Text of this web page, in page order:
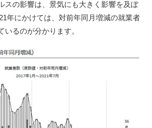
スの影響は、景気にも大きく影響を及ぼ
年にかけては、対前年同月増減の就業者
いるのが分かります。